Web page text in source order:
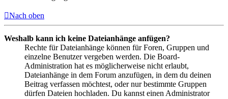
Nach oben
Weshalb kann ich keine Dateianhänge anfügen?
Rechte für Dateianhänge können für Foren, Gruppen und
einzelne Benutzer vergeben werden. Die Board-
Administration hat es möglicherweise nicht erlaubt,
Dateianhänge in dem Forum anzufügen, in dem du deinen
Beitrag verfassen möchtest, oder nur bestimmte Gruppen
dürfen Dateien hochladen. Du kannst einen Administrator